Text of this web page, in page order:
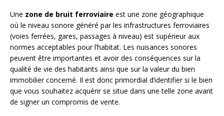
Une zone de bruit ferroviaire est une zone géographique
où le niveau sonore généré par les infrastructures ferroviaires
(voies ferrées, gares, passages à niveau) est supérieur aux
normes acceptables pour l’habitat. Les nuisances sonores
peuvent être importantes et avoir des conséquences sur la
qualité de vie des habitants ainsi que sur la valeur du bien
immobilier concerné. Il est donc primordial d’identifier si le bien
que vous souhaitez acquérir se situe dans une telle zone avant
de signer un compromis de vente.